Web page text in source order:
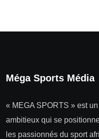
Méga Sports Média
« MEGA SPORTS » est
ambitieux qui se
les passionnés du sport